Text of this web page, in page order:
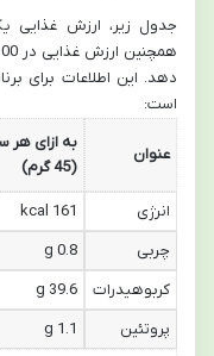
دهد. این اطلاعات برای
است:
عنوان
به ازای هر
(45 گرم)
انرژی 161 kcal
چربی
0.8 g
کربوهیدرات
39.6 g
پروتئین
1.1 g